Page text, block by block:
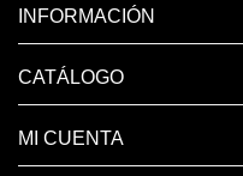
INFORMACIÓN
CATÁLOGO
MI CUENTA